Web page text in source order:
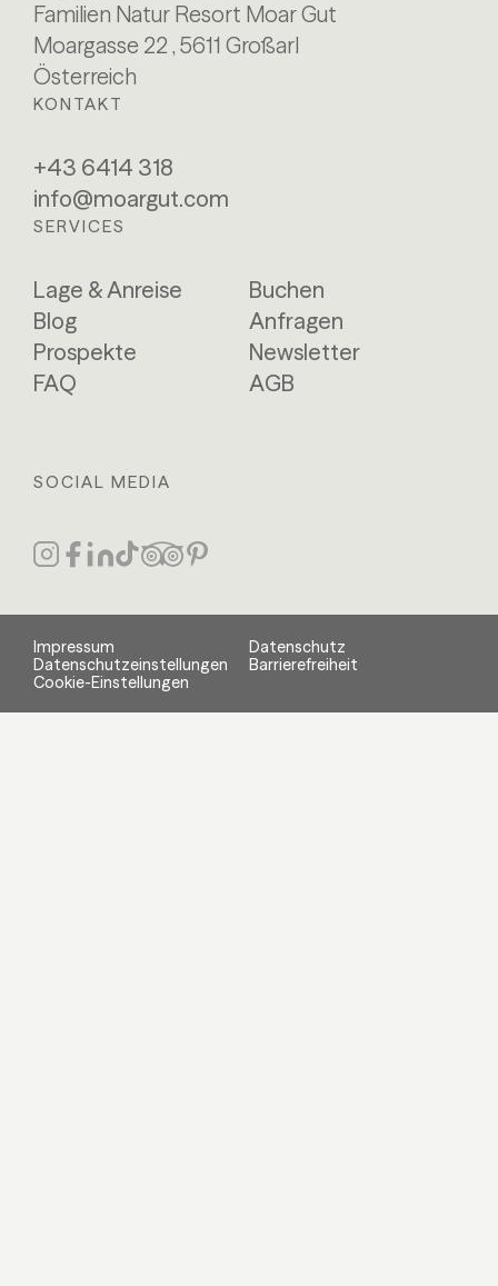
Familien Natur Resort Moar Gut
Moargasse 22 , 5611 Großarl
Österreich
KONTAKT
+43 6414 318
info@moargut.com
SERVICES
Lage & Anreise
Blog
Prospekte
FAQ
Buchen
Anfragen
Newsletter
AGB
SOCIAL MEDIA
Impressum
Datenschutz
Datenschutzeinstellungen
Barrierefreiheit
Cookie-Einstellungen